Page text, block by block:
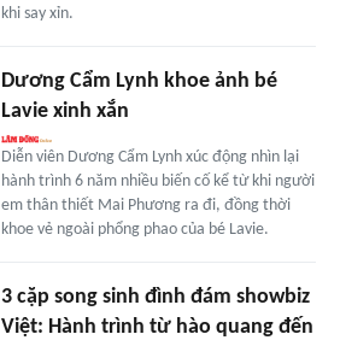
khi say xỉn.
Dương Cẩm Lynh khoe ảnh bé
Lavie xinh xắn
Diễn viên Dương Cẩm Lynh xúc động nhìn lại
hành trình 6 năm nhiều biến cố kể từ khi người
em thân thiết Mai Phương ra đi, đồng thời
khoe vẻ ngoài phổng phao của bé Lavie.
3 cặp song sinh đình đám showbiz
Việt: Hành trình từ hào quang đến